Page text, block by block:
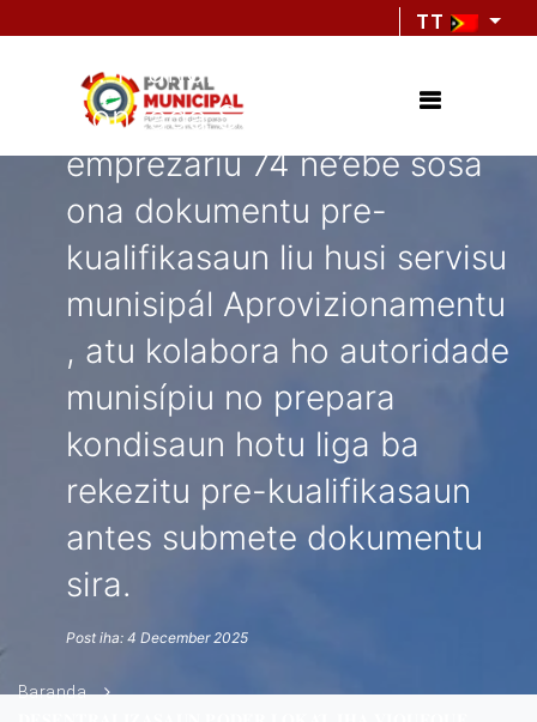
TT
Autoridade Munisípiu (PAM)
Sr. Francisco C.S. de
Gonzaga Soares,enkoraza
emprezariu 74 ne’ebé sosa
ona dokumentu pre-
kualifikasaun liu husi servisu
munisipál Aprovizionamentu
, atu kolabora ho autoridade
munisípiu no prepara
kondisaun hotu liga ba
rekezitu pre-kualifikasaun
antes submete dokumentu
sira.
Post iha: 4 December 2025
Baranda